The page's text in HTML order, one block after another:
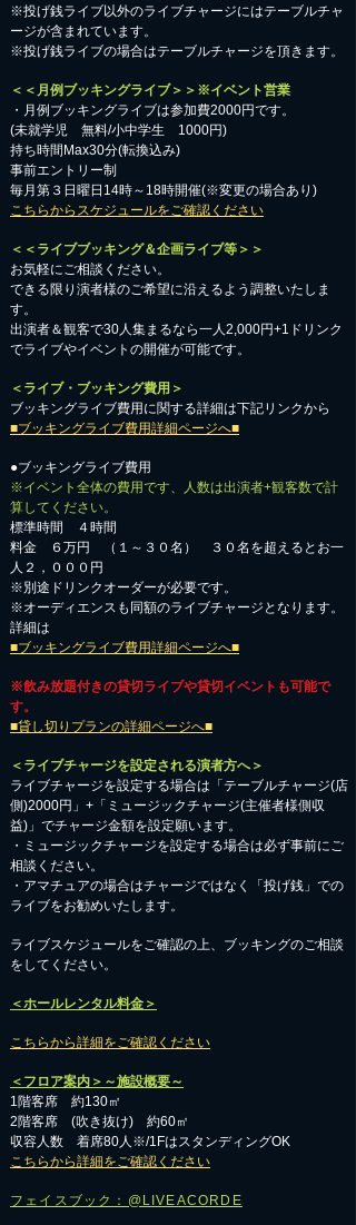
※投げ銭ライブ以外のライブチャージにはテーブルチャ
ージが含まれています。
※投げ銭ライブの場合はテーブルチャージを頂きます。
＜＜月例ブッキングライブ＞＞※イベント営業
・月例ブッキングライブは参加費2000円です。
​(未就学児 無料/小中学生 1000円)
持ち時間Max30分(転換込み)
事前エントリー制
毎月第３日曜日14時～18時開催(※変更の場合あり)
こちらからスケジュールをご確認ください
＜＜ライブブッキング＆企画ライブ等＞＞
お気軽にご相談ください。​
​できる限り演者様のご希望に沿えるよう調整いたしま
す。
出演者＆観客で30人集まるなら一人2,000円+1ドリンク
でライブやイベントの開催が可能です。
＜ライブ・ブッキング費用＞
ブッキングライブ費用に関する詳細は下記リンクから
■ブッキングライブ費用詳細ページへ■
●ブッキングライブ費用
※イベント全体の費用です、人数は出演者+観客数で計
算してください。
標準時間 ４時間
料金 ６万円 （１～３０名） ３０名を超えるとお一
人２，０００円
※別途ドリンクオーダーが必要です。
※オーディエンスも同額のライブチャージとなります。
詳細は
■ブッキングライブ費用詳細ページへ■
※飲み放題付きの貸切ライブや貸切イベントも可能で
す。
■貸し切りプランの詳細ページへ■
＜ライブチャージを設定される演者方へ＞
ライブチャージを設定する場合は「テーブルチャージ(店
側)2000円」+「ミュージックチャージ(主催者様側収
益)」でチャージ金額を設定願います。
・ミュージックチャージを設定する場合は必ず事前にご
相談ください。
​・アマチュアの場合はチャージではなく「投げ銭」での
ライブをお勧めいたします。
​ライブスケジュールをご確認の上、ブッキングのご相談
をしてください。
＜ホールレンタル料金＞
こちらから詳細をご確認ください
＜フロア案内＞～施設概要～
1階客席 約130㎡
2階客席 (吹き抜け) 約60㎡
収容人数 着席80人※/1FはスタンディングOK
こちらから詳細をご確認ください
フェイスブック：@LIVEACORDE